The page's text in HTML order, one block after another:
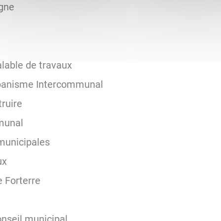
de travaux
Intercommunal
Forterre